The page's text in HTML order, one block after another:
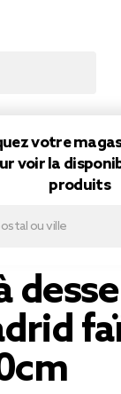
votre
voir la
produits